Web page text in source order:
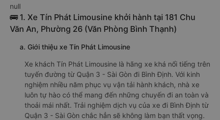
null
🚌 1. Xe Tín Phát Limousine khởi hành tại 181 Chu
Văn An, Phường 26 (Văn Phòng Bình Thạnh)
a. Giới thiệu xe Tín Phát Limousine
Xe khách Tín Phát Limousine là hãng xe khá nổi tiếng trên
tuyến đường từ Quận 3 - Sài Gòn đi Bình Định. Với kinh
nghiệm nhiều năm phục vụ vận tải hành khách, nhà xe
luôn tự hào có thể mang đến những chuyến đi an toàn và
thoải mái nhất. Trải nghiệm dịch vụ của xe đi Bình Định từ
Quận 3 - Sài Gòn chắc hẳn sẽ không làm bạn thất vọng.